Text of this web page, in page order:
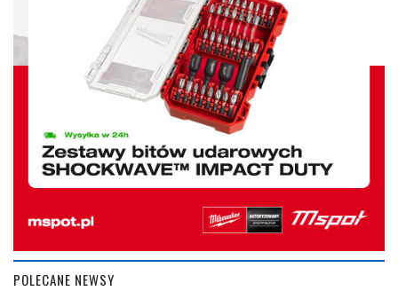
POLECANE NEWSY